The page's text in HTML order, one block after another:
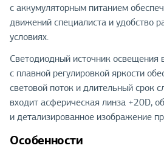
с аккумуляторным питанием
движений специалиста и удобство
условиях.
Светодиодный источник освещения
с плавной регулировкой яркости
световой поток и длительный срок
входит асферическая линза +20D,
и детализированное изображение
Особенности